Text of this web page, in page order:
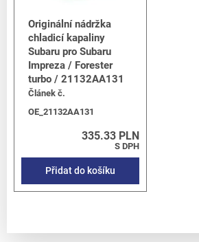
Originální nádržka
chladicí kapaliny
Subaru pro Subaru
Impreza / Forester
turbo / 21132AA131
Článek č.
OE_21132AA131
335.33 PLN
S DPH
Přidat do košíku